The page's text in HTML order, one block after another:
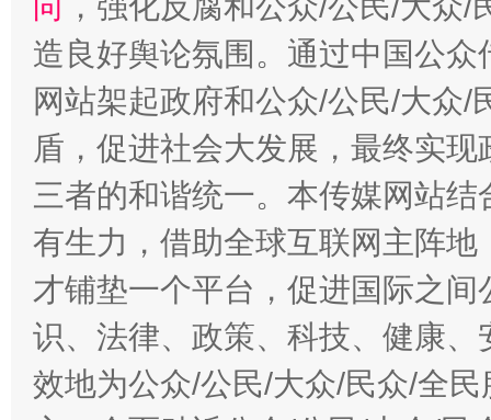
造良好舆论氛围。通过中国公
网站架起政府和公众/公民/大众
盾，促进社会大发展，最终实
三者的和谐统一。本传媒网站
有生力，借助全球互联网主阵
才铺垫一个平台，促进国际之
识、法律、政策、科技、健康
效地为公众/公民/大众/民众/全